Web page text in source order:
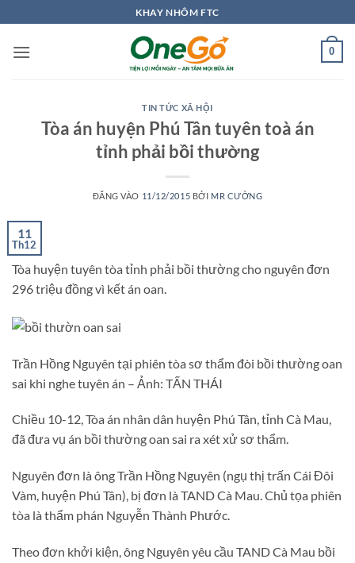
qua
nội
KHAY NHÔM FTC
0
TIN TỨC XÃ HỘI
Tòa án huyện Phú Tân tuyên toà án
tỉnh phải bồi thường
ĐĂNG VÀO 11/12/2015 BỞI MR CƯỜNG
11
Th12
Tòa huyện tuyên tòa tỉnh phải bồi thường cho nguyên đơn
296 triệu đồng vì kết án oan.
Trần Hồng Nguyên tại phiên tòa sơ thẩm đòi bồi thường oan
sai khi nghe tuyên án – Ảnh: TẤN THÁI
Chiều 10-12, Tòa án nhân dân huyện Phú Tân, tỉnh Cà Mau,
đã đưa vụ án bồi thường oan sai ra xét xử sơ thẩm.
Nguyên đơn là ông Trần Hồng Nguyên (ngụ thị trấn Cái Đôi
Vàm, huyện Phú Tân), bị đơn là TAND Cà Mau. Chủ tọa phiên
tòa là thẩm phán Nguyễn Thành Phước.
Theo đơn khởi kiện, ông Nguyên yêu cầu TAND Cà Mau bồi